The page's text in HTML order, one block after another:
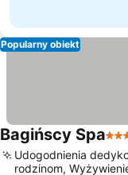
Popularny obiekt
Bagińscy Spa3
Udogodnienia
rodzinom,